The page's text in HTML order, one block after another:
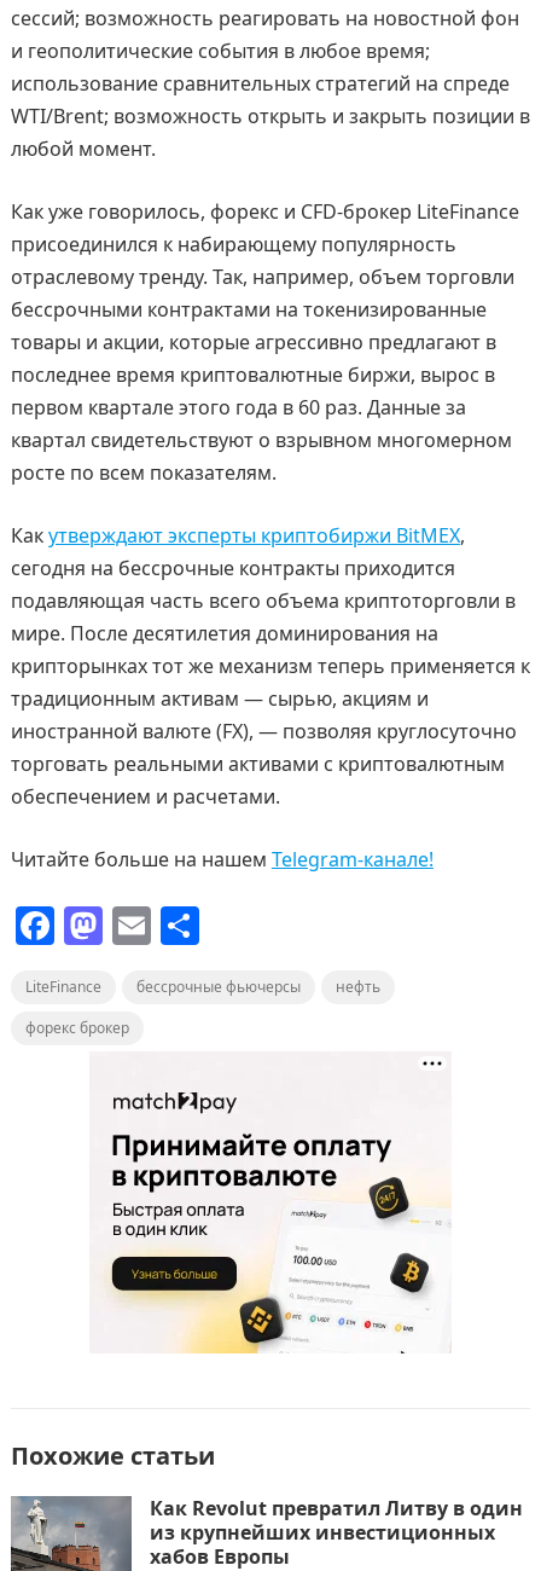
сессий; возможность реагировать на новостной фон
и геополитические события в любое время;
использование сравнительных стратегий на спреде
WTI/Brent; возможность открыть и закрыть позиции в
любой момент.
Как уже говорилось, форекс и CFD-брокер LiteFinance
присоединился к набирающему популярность
отраслевому тренду. Так, например, объем торговли
бессрочными контрактами на токенизированные
товары и акции, которые агрессивно предлагают в
последнее время криптовалютные биржи, вырос в
первом квартале этого года в 60 раз. Данные за
квартал свидетельствуют о взрывном многомерном
росте по всем показателям.
Какутверждают эксперты криптобиржи BitMEX,
сегодня на бессрочные контракты приходится
подавляющая часть всего объема криптоторговли в
мире. После десятилетия доминирования на
крипторынках тот же механизм теперь применяется к
традиционным активам — сырью, акциям и
иностранной валюте (FX), — позволяя круглосуточно
торговать реальными активами с криптовалютным
обеспечением и расчетами.
Читайте больше на нашем Telegram-канале!
F
a
c
e
M
a
o
o
n
E
m
ai
О
п
в
и
т
ь
LiteFinance бессрочные фьючерсы
нефть
форекс брокер
Похожие статьи
Как Revolut превратил Литву в один
из крупнейших инвестиционных
хабов Европы